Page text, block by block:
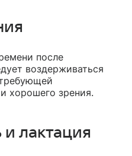
после
воздерживаться
хорошего зрения.
лактация